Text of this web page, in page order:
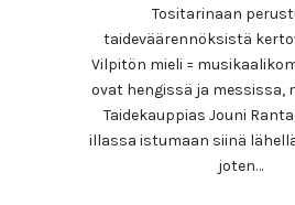
Tositarinaan
taideväärennöksistä
Vilpitön mieli =
ovat hengissä ja messissa,
Taidekauppias Jouni
illassa istumaan siinä
joten…